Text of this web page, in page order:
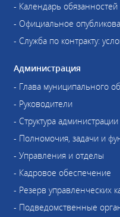
- Календарь
- Официальное
- Служба по контракту:
Администрация
- Глава муниципального
- Руководители
- Структура
- Полномочия, задачи и
- Управления и отделы
- Кадровое обеспечение
- Резерв управленческих
- Подведомственные